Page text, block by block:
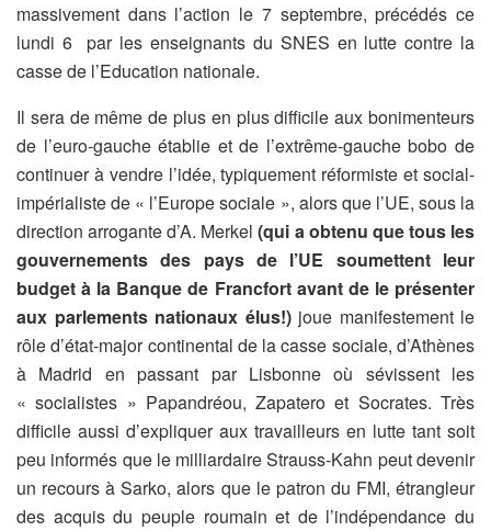
massivement dans l’action le 7 septembre, précédés ce
lundi 6 par les enseignants du SNES en lutte contre la
casse de l’Education nationale.
Il sera de même de plus en plus difficile aux bonimenteurs
de l’euro-gauche établie et de l’extrême-gauche bobo de
continuer à vendre l’idée, typiquement réformiste et social-
impérialiste de « l’Europe sociale », alors que l’UE, sous la
direction arrogante d’A. Merkel (qui a obtenu que tous les
gouvernements des pays de l’UE soumettent leur
budget à la Banque de Francfort avant de le présenter
aux parlements nationaux élus!) joue manifestement le
rôle d’état-major continental de la casse sociale, d’Athènes
à Madrid en passant par Lisbonne où sévissent les
« socialistes » Papandréou, Zapatero et Socrates. Très
difficile aussi d’expliquer aux travailleurs en lutte tant soit
peu informés que le milliardaire Strauss-Kahn peut devenir
un recours à Sarko, alors que le patron du FMI, étrangleur
des acquis du peuple roumain et de l’indépendance du